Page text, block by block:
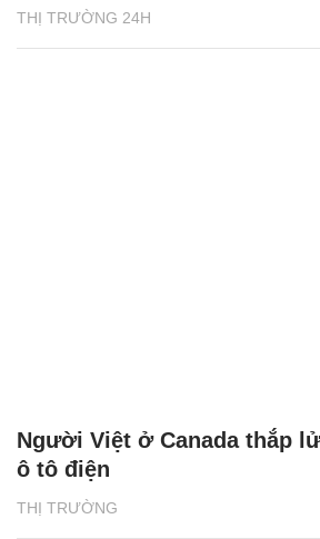
THỊ TRƯỜNG 24H
THỊ TRƯỜNG
Người Việt ở Canada thắp
ô tô điện